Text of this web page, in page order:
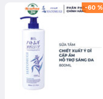
(SL có hạn)
-60 %